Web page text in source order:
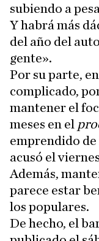
subiendo a
Y habrá más
del año del
gente».
Por su parte,
complicado,
mantener el
meses en el
emprendido de
acusó el
Además,
parece estar
los populares.
De hecho, el